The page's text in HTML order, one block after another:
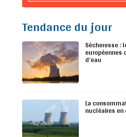
Tendance du jour
Sécheresse :
européennes
d’eau
La
nucléaires